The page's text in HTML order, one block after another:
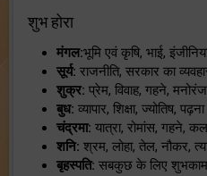
शुभ होरा
मंगल:भूमि एवं कृषि, भाई,
सूर्य: राजनीति, सरकार का
शुक्र: प्रेम, विवाह, गहने,
बुध: व्यापार, शिक्षा, ज्योतिष,
चंद्रमा: यात्रा, रोमांस, गहने,
शनि: श्रम, लोहा, तेल, नौकर,
बृहस्पति: सबकुछ के लिए